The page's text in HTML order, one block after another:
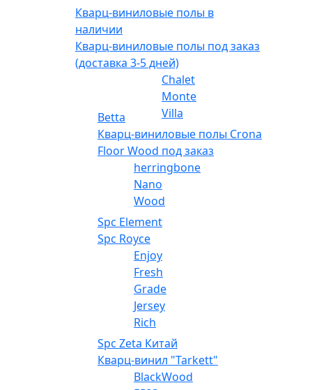
Кварц-виниловые полы в
наличии
Кварц-виниловые полы под заказ
(доставка 3-5 дней)
Betta
Chalet
Monte
Villa
Кварц-виниловые полы Crona
Floor Wood под заказ
herringbone
Nano
Wood
Spc Element
Spc Royce
Enjoy
Fresh
Grade
Jersey
Rich
Spc Zeta Китай
Кварц-винил "Tarkett"
BlackWood